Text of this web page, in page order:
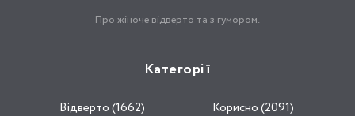
Про жіноче відверто та з гумором.
Категорії
Відвертo (1662)
Корисно (2091)